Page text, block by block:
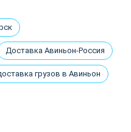
Доставка Авиньон-Россия
грузов в Авиньон